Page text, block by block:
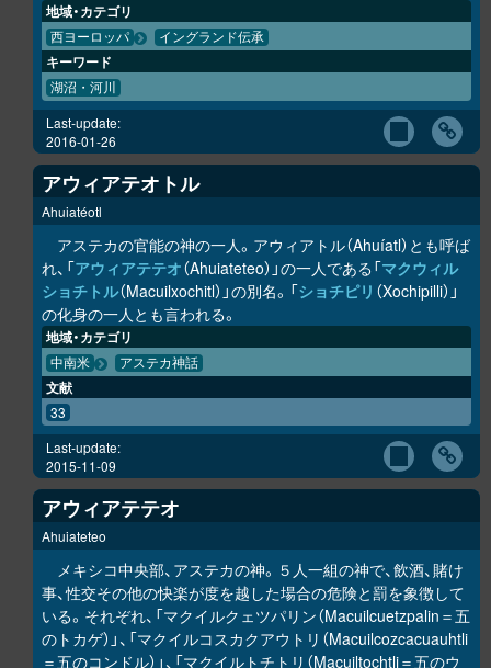
地域・カテゴリ
西ヨーロッパ イングランド伝承
キーワード
湖沼・河川
Last-update:
2016-01-26
アウィアテオトル
Ahuiatéotl
アステカの官能の神の一人。アウィアトル（Ahuíatl）とも呼ば
れ、「アウィアテテオ（Ahuiateteo）」の一人である「マクウィル
ショチトル（Macuilxochitl）」の別名。「ショチピリ （Xochipilli）」
の化身の一人とも言われる。
地域・カテゴリ
中南米 アステカ神話
文献
33
Last-update:
2015-11-09
アウィアテテオ
Ahuiateteo
メキシコ中央部、アステカの神。５人一組の神で、飲酒、賭け
事、性交その他の快楽が度を越した場合の危険と罰を象徴して
いる。それぞれ、「マクイルクェツパリン（Macuilcuetzpalin＝五
のトカゲ）」、「マクイルコスカクアウトリ（Macuilcozcacuauhtli
＝五のコンドル）」、「マクイルトチトリ（Macuiltochtli＝五のウ